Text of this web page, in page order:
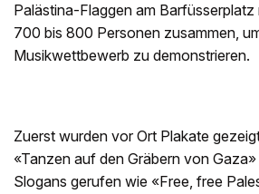
Palästina-Flaggen am
700 bis 800 Personen zusammen,
Musikwettbewerb zu demonstrieren.
Zuerst wurden vor Ort Plakate
«Tanzen auf den Gräbern von
Slogans gerufen wie «Free, free